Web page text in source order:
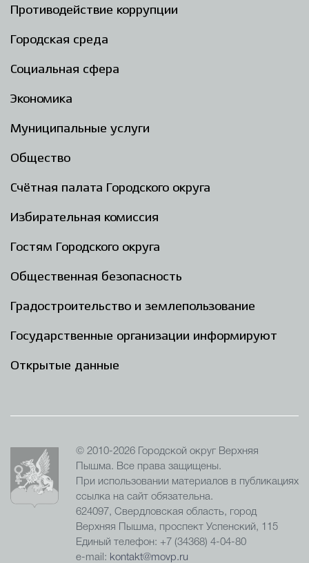
Противодействие коррупции
Городская среда
Социальная сфера
Экономика
Муниципальные услуги
Общество
Счётная палата Городского округа
Избирательная комиссия
Гостям Городского округа
Общественная безопасность
Градостроительство и землепользование
Государственные организации информируют
Открытые данные
© 2010-2026 Городской округ Верхняя
Пышма. Все права защищены.
При использовании материалов в публикациях
ссылка на сайт обязательна.
624097, Свердловская область, город
Верхняя Пышма, проспект Успенский, 115
Единый телефон: +7 (34368) 4-04-80
e-mail: kontakt@movp.ru